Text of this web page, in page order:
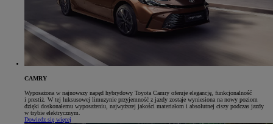
CAMRY
Wyposażona w najnowszy napęd hybrydowy Toyota Camry oferuje elegancję, funkcjonalność
i prestiż. W tej luksusowej limuzynie przyjemność z jazdy zostaje wyniesiona na nowy poziom
dzięki doskonałemu wyposażeniu, najwyższej jakości materiałom i absolutnej ciszy podczas jazdy
w trybie elektrycznym.
Dowiedz się więcej